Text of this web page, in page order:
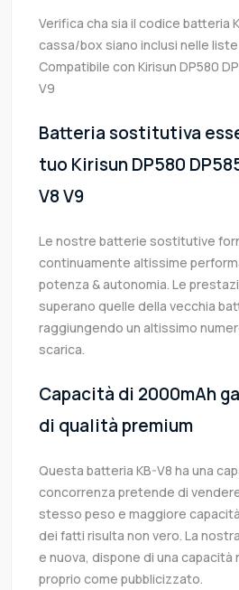
Verifica cha sia il codice batteria
cassa/box siano inclusi nelle
Compatibile con Kirisun DP580
V9
Batteria sostitutiva
tuo Kirisun DP580
V8 V9
Le nostre batterie sostitutive
continuamente altissime
potenza & autonomia. Le
superano quelle della vecchia
raggiungendo un altissimo
scarica.
Capacità di 2000mAh
di qualità premium
Questa batteria KB-V8 ha una
concorrenza pretende di
stesso peso e maggiore
dei fatti risulta non vero. La
e nuova, dispone di una capacità
proprio come pubblicizzato.